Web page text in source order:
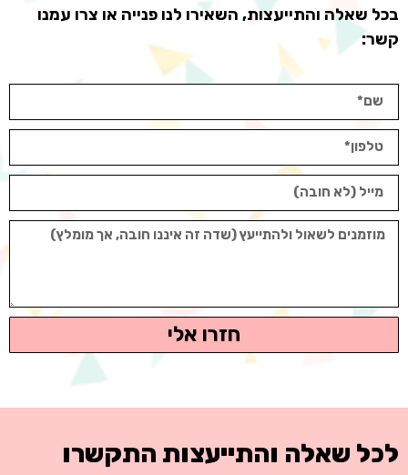
בכל שאלה והתייעצות, השאירו לנו פנייה או צרו עמנו
קשר:
חזרו אלי
לכל שאלה והתייעצות התקשרו